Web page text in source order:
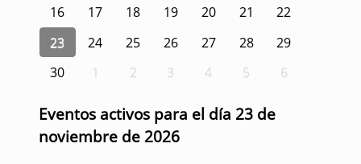
16
17 18 19 20 21
22
23
24 25 26 27 28
29
30
1 2 3 4 5 6
Eventos activos para el día 23 de
noviembre de 2026